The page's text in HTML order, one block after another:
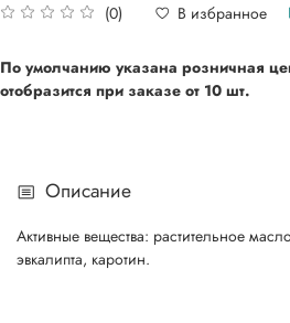
(0) В избранное
По умолчанию указана розничная
отобразится при заказе от 10 шт.
Описание
Активные вещества: растительное
эвкалипта, каротин.